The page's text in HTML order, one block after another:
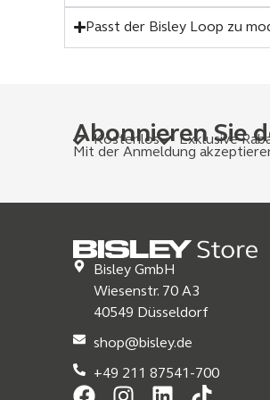
Passt der Bisley Loop zu
Abonnieren Sie
Kostenlos Exklusive
Mit der Anmeldung
Bisley GmbH
Wiesenstr. 70 A3
40549 Düsseldorf
shop@bisley.de
+49 211 87541-700